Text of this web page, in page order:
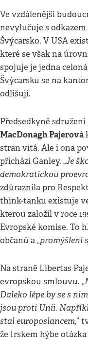
Ve vzdálenější
nevylučuje s
Švýcarsko. V USA
které se však na
spojuje je jedna
Švýcarsku se na
odlišují.
Předsedkyně
MacDonagh Pajerová
stran vítá. Ale i ona
přichází Ganley. „Je
demokratickou
zdůraznila pro
think-tanku existuje
kterou založil v roce
Evropské komise. To
občanů a „promýšlení
Na straně Libertas
evropskou smlouvu. „
Daleko lépe by se s
jsou proti Unii.
stal europoslancem,“
že Irskem hýbe